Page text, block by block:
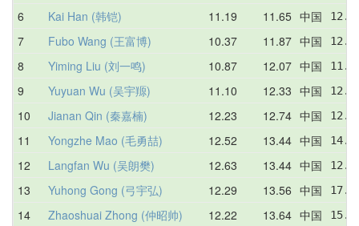
6 Kai Han (韩铠) 11.19 11.65 中国
7 Fubo Wang (王富博) 10.37 11.87 中国
8 Yiming Liu (刘一鸣) 10.87 12.07 中国
9 Yuyuan Wu (吴宇羱) 11.10 12.33 中国
10 Jianan Qin (秦嘉楠) 12.23 12.74 中国
11 Yongzhe Mao (毛勇喆) 12.52 13.44 中国
12 Langfan Wu (吴朗樊) 12.63 13.44 中国
13 Yuhong Gong (弓宇弘) 12.29 13.56 中国
14 Zhaoshuai Zhong (仲昭帅) 12.22 13.64 中国